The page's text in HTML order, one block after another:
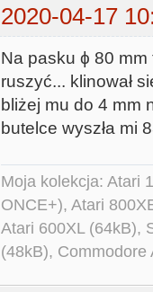
2020-04-17
Na pasku ϕ 80 mm
ruszyć... klinował
bliżej mu do 4 mm
butelce wyszła mi
Moja kolekcja: Atari
ONCE+), Atari
Atari 600XL (64kB),
(48kB),